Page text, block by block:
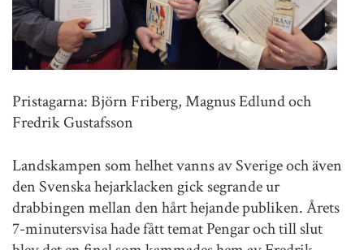
Pristagarna: Björn Friberg, Magnus Edlund och
Fredrik Gustafsson
Landskampen som helhet vanns av Sverige och även
den Svenska hejarklacken gick segrande ur
drabbingen mellan den hårt hejande publiken. Årets
7-minutersvisa hade fått temat Pengar och till slut